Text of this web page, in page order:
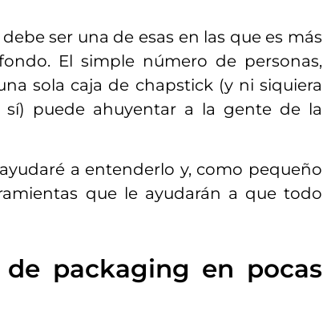
debe ser una de esas en las que es más
El simple número de personas,
sola caja de chapstick (y ni siquiera
puede ahuyentar a la gente de la
a entenderlo y, como pequeño
que le ayudarán a que todo
packaging en pocas